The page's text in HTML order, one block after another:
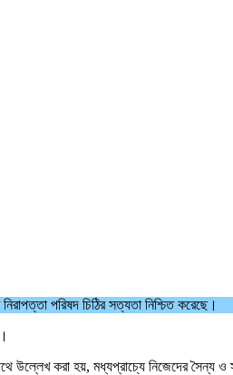
পরিষদ চিঠির সত্যতা নিশ্চিত করেছে।
উল্লেখ করা হয়, মধ্যপ্রাচ্যে নিজেদের সৈন্য ও